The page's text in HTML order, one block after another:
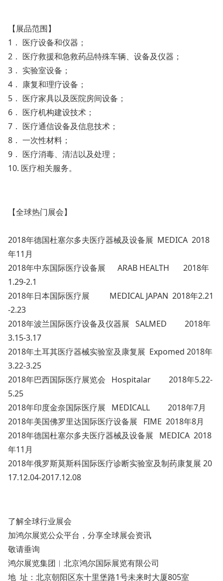
【展品范围】
1． 医疗设备和仪器；
2． 医疗救援和急救药品特殊车辆、设备及仪器；
3． 实验室设备；
4． 康复和理疗设备；
5． 医疗家具以及医院房间设备；
6． 医疗机构建设技术；
7． 医疗通信设备及信息技术；
8． 一次性材料；
9． 医疗消毒、清洁以及处理；
10. 医疗相关服务。
【全球热门展会】
2018年德国杜塞尔多夫医疗器械及设备展 MEDICA 2018
年11月
2018年中东国际医疗设备展 ARAB HEALTH 2018年
1.29-2.1
2018年日本国际医疗展 MEDICAL JAPAN 2018年2.21
-2.23
2018年波兰国际医疗设备及仪器展 SALMED 2018年
3.15-3.17
2018年土耳其医疗器械实验室及康复展 Expomed 2018年
3.22-3.25
2018年巴西国际医疗展览会 Hospitalar 2018年5.22-
5.25
2018年印度金奈国际医疗展 MEDICALL 2018年7月
2018年美国佛罗里达国际医疗设备展 FIME 2018年8月
2018年德国杜塞尔多夫医疗器械及设备展 MEDICA 2018
年11月
2018年俄罗斯莫斯科国际医疗诊断实验室及制药康复展 20
17.12.04-2017.12.08
了解全球行业展会
加鸿尔展览公众平台，分享全球展会资讯
敬请垂询
鸿尔展览集团︱北京鸿尔国际展览有限公司
地 址：北京朝阳区东十里堡路1号未来时大厦805室